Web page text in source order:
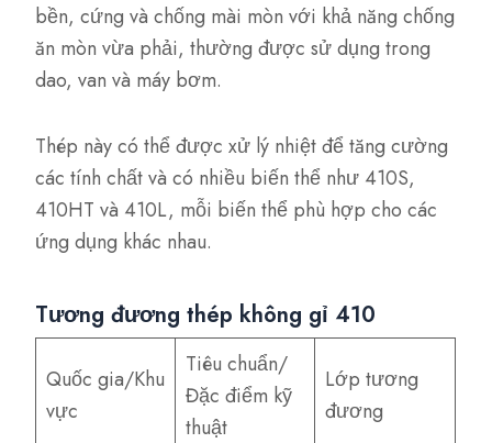
bền, cứng và chống mài mòn với khả năng chống
ăn mòn vừa phải, thường được sử dụng trong
dao, van và máy bơm.
Thép này có thể được xử lý nhiệt để tăng cường
các tính chất và có nhiều biến thể như 410S,
410HT và 410L, mỗi biến thể phù hợp cho các
ứng dụng khác nhau.
Tương đương thép không gỉ 410
Quốc gia/Khu
vực
Tiêu chuẩn/
Đặc điểm kỹ
thuật
Lớp tương
đương